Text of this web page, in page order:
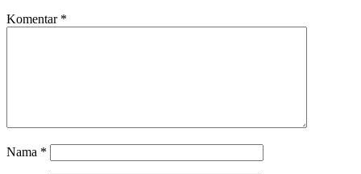
Komentar *
Nama *